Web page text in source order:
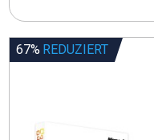
67% REDUZIERT